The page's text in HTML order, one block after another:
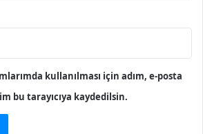
kullanılması için adım, e-posta
bu tarayıcıya kaydedilsin.